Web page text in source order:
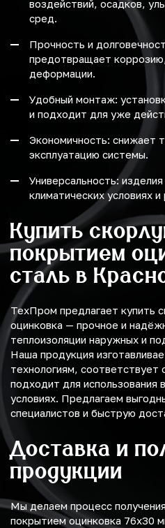
воздействий, осадков,
сред.
Прочность и
предотвращает
деформации.
Удобный монтаж:
и подходит для уже
Экономичность: снижает
эксплуатацию системы.
Универсальность:
климатических условиях
Купить
покрытием
сталь в
ТехПром предлагает купить
оцинковка — прочное и
теплоизоляции наружных и
Наша продукция
технологиям, соответствует
подходит для использования
условиях. Предлагаем
специалистов и быструю
Доставка и
продукции
Мы делаем процесс
покрытием оцинковка 76х30